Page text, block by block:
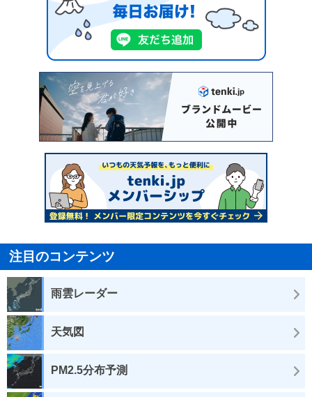
注目のコンテンツ
雨雲レーダー
天気図
PM2.5分布予測